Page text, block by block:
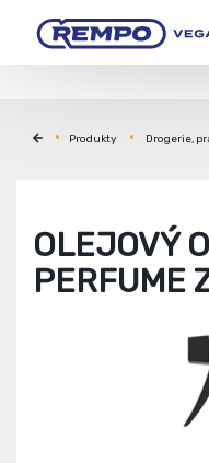
Produkty Drogerie,
OLEJOVÝ
PERFUME